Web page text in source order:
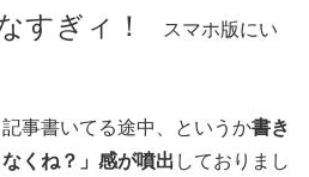
すぎィ！
スマホ版にい
事書いてる途中、というか書き
くね？」感が噴出 しておりまし